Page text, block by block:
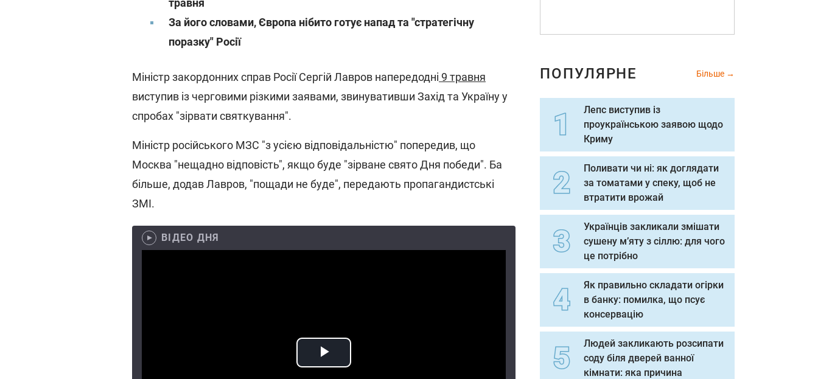
травня
За його словами, Європа нібито готує напад та "стратегічну
поразку" Росії
Міністр закордонних справ Росії Сергій Лавров напередодні 9 травня
виступив із черговими різкими заявами, звинувативши Захід та Україну у
спробах "зірвати святкування".
Міністр російського МЗС "з усією відповідальністю" попередив, що
Москва "нещадно відповість", якщо буде "зірване свято Дня победи". Ба
більше, додав Лавров, "пощади не буде", передають пропагандистські
ЗМІ.
ВІДЕО ДНЯ
ПОПУЛЯРНЕ Більше
Лепс виступив із
проукраїнською заявою щодо
Криму
Поливати чи ні: як доглядати
за томатами у спеку, щоб не
втратити врожай
Українців закликали змішати
сушену м’яту з сіллю: для чого
це потрібно
Як правильно складати огірки
в банку: помилка, що псує
консервацію
Людей закликають розсипати
соду біля дверей ванної
кімнати: яка причина